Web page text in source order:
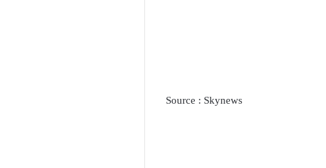
Source : Skynews